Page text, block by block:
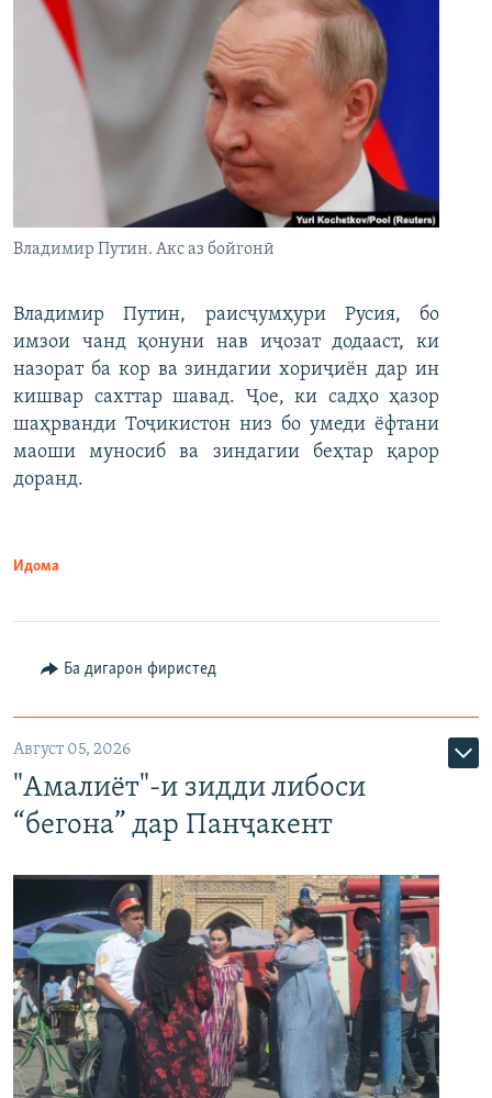
Владимир Путин. Акс аз бойгонӣ
Владимир Путин, раисҷумҳури Русия, бо
имзои чанд қонуни нав иҷозат додааст, ки
назорат ба кор ва зиндагии хориҷиён дар ин
кишвар сахттар шавад. Ҷое, ки садҳо ҳазор
шаҳрванди Тоҷикистон низ бо умеди ёфтани
маоши муносиб ва зиндагии беҳтар қарор
доранд.
Идома
Ба дигарон фиристед
Август 05, 2026
"Амалиёт"-и зидди либоси
“бегона” дар Панҷакент